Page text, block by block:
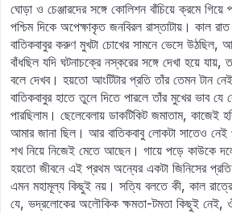
ঘোড়া ও চেঞ্জারদের সঙ্গে কোলিশন বাঁচিয়ে ক্রমে
পশ্চিম দিকে অপেক্ষাকৃত জনবিরল রাস্তাটায়। কাল
বাতিকবাবুর করুণ মুখটা চোখের সামনে ভেসে উঠছিল,
বাঁধছিল যদি ঘটনাচক্রে নস্করের সঙ্গে দেখা হয়ে যায়,
বলে দেখব। হয়তো আংটিটার প্রতি তাঁর তেমন টান
বাতিকবাবুর হাতে তুলে দিতে পারলে তাঁর মুখের ভাব
পারছিলাম। ছেলেবেলায় ডাকটিকিট জমাতাম, কাজেই
আমার জানা ছিল। আর বাতিকবাবু লোকটা সাতেও
শখ নিয়ে নিজেই মেতে আছেন। গায়ে পড়ে কাউকে দলে
হয়তো জীবনে এই প্রথম অন্যের একটা জিনিসের
এমন মহামূল্য কিছুই নয়। সত্যি বলতে কী, কাল
যে, ভদ্রলোকের অলৌকিক ক্ষমতা-টমতা কিছুই নেই,